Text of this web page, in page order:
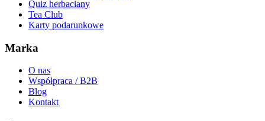
Quiz herbaciany
Tea Club
Karty podarunkowe
Marka
O nas
Współpraca / B2B
Blog
Kontakt